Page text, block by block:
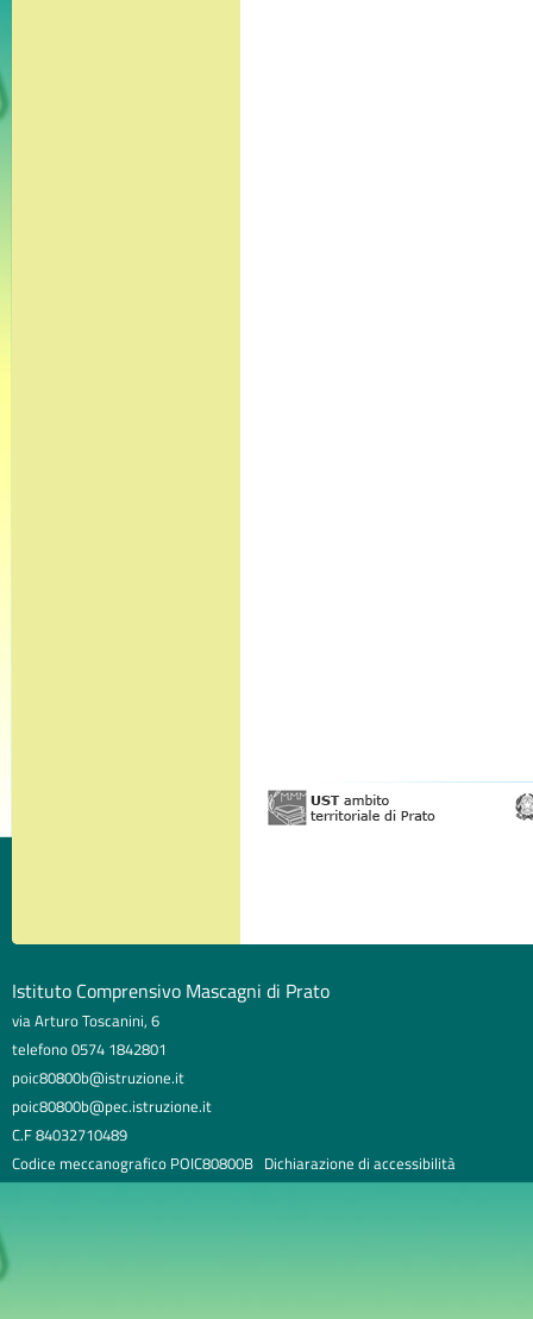
Istituto Comprensivo Mascagni di Prato
via Arturo Toscanini, 6
telefono 0574 1842801
poic80800b@istruzione.it
poic80800b@pec.istruzione.it
C.F 84032710489
Codice meccanografico POIC80800B Dichiarazione di accessibilità